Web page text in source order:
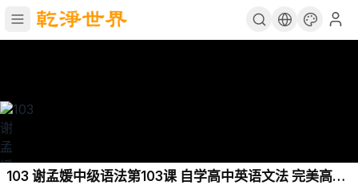
103 谢孟媛中级语法第103课 自学高中英语文法 完美高清